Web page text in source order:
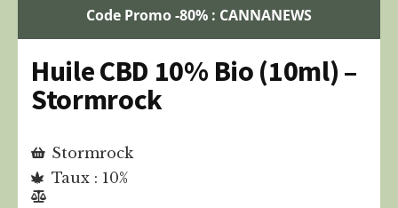
Code Promo -80% : CANNANEWS
Huile CBD 10% Bio (10ml) –
Stormrock
Stormrock
Taux : 10%